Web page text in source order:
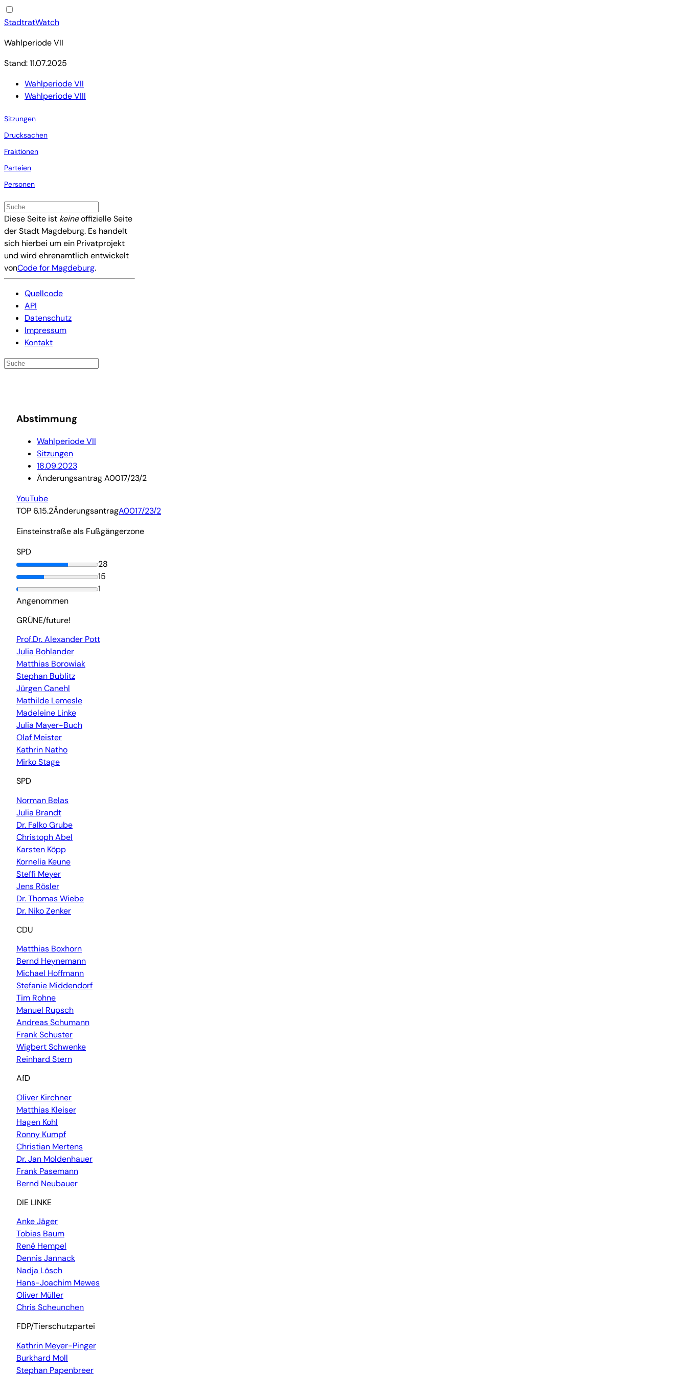
StadtratWatch
Wahlperiode VII
Stand: 11.07.2025
Wahlperiode VII
Wahlperiode VIII
Sitzungen
Drucksachen
Fraktionen
Parteien
Personen
Diese Seite ist keineoffizielle Seite
der Stadt Magdeburg. Es handelt
sich hierbei um ein Privatprojekt
und wird ehrenamtlich entwickelt
vonCode for Magdeburg.
Quellcode
API
Datenschutz
Impressum
Kontakt
Abstimmung
Wahlperiode VII
Sitzungen
18.09.2023
Änderungsantrag A0017/23/2
YouTube
TOP 6.15.2ÄnderungsantragA0017/23/2
Einsteinstraße als Fußgängerzone
SPD
28
15
1
Angenommen
GRÜNE/future!
Prof.Dr. Alexander Pott
Julia Bohlander
Matthias Borowiak
Stephan Bublitz
Jürgen Canehl
Mathilde Lemesle
Madeleine Linke
Julia Mayer-Buch
Olaf Meister
Kathrin Natho
Mirko Stage
SPD
Norman Belas
Julia Brandt
Dr. Falko Grube
Christoph Abel
Karsten Köpp
Kornelia Keune
Steffi Meyer
Jens Rösler
Dr. Thomas Wiebe
Dr. Niko Zenker
CDU
Matthias Boxhorn
Bernd Heynemann
Michael Hoffmann
Stefanie Middendorf
Tim Rohne
Manuel Rupsch
Andreas Schumann
Frank Schuster
Wigbert Schwenke
Reinhard Stern
AfD
Oliver Kirchner
Matthias Kleiser
Hagen Kohl
Ronny Kumpf
Christian Mertens
Dr. Jan Moldenhauer
Frank Pasemann
Bernd Neubauer
DIE LINKE
Anke Jäger
Tobias Baum
René Hempel
Dennis Jannack
Nadja Lösch
Hans-Joachim Mewes
Oliver Müller
Chris Scheunchen
FDP/Tierschutzpartei
Kathrin Meyer-Pinger
Burkhard Moll
Stephan Papenbreer